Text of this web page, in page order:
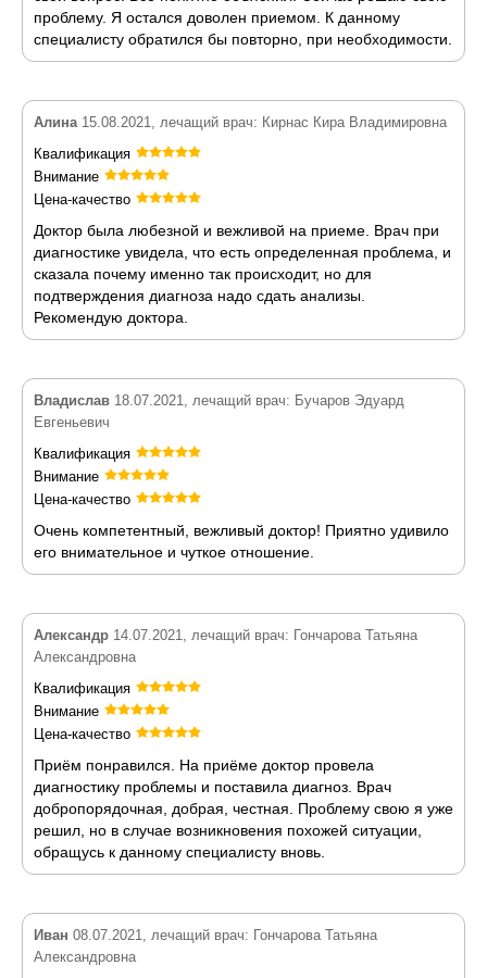
проблему. Я остался доволен приемом. К данному
специалисту обратился бы повторно, при необходимости.
Алина 15.08.2021, лечащий врач: Кирнас Кира Владимировна
Квалификация
Внимание
Цена-качество
Доктор была любезной и вежливой на приеме. Врач при
диагностике увидела, что есть определенная проблема, и
сказала почему именно так происходит, но для
подтверждения диагноза надо сдать анализы.
Рекомендую доктора.
Владислав 18.07.2021, лечащий врач: Бучаров Эдуард
Евгеньевич
Квалификация
Внимание
Цена-качество
Очень компетентный, вежливый доктор! Приятно удивило
его внимательное и чуткое отношение.
Александр 14.07.2021, лечащий врач: Гончарова Татьяна
Александровна
Квалификация
Внимание
Цена-качество
Приём понравился. На приёме доктор провела
диагностику проблемы и поставила диагноз. Врач
добропорядочная, добрая, честная. Проблему свою я уже
решил, но в случае возникновения похожей ситуации,
обращусь к данному специалисту вновь.
Иван 08.07.2021, лечащий врач: Гончарова Татьяна
Александровна